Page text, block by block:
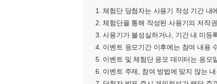
1. 체험단 당첨자는 사용기 작성 기간 내
2. 체험단을 통해 작성된 사용기의 저작
3. 사용기가 불성실하거나, 기간 내 미등
4. 이벤트 응모기간 이후에는 참여 내용
5. 이벤트 및 체험단 응모 데이터는 응모
6. 이벤트 주제, 참여 방법에 맞지 않는